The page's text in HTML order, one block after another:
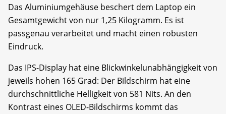
Das Aluminiumgehäuse beschert dem Laptop ein
Gesamtgewicht von nur 1,25 Kilogramm. Es ist
passgenau verarbeitet und macht einen robusten
Eindruck.
Das IPS-Display hat eine Blickwinkelunabhängigkeit von
jeweils hohen 165 Grad: Der Bildschirm hat eine
durchschnittliche Helligkeit von 581 Nits. An den
Kontrast eines OLED-Bildschirms kommt das